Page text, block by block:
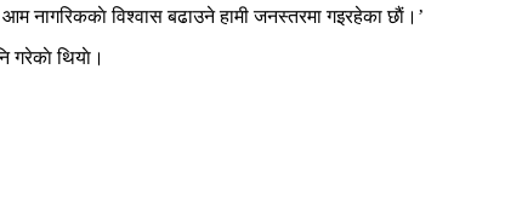
नागरिककाे विश्वास बढाउने हामी जनस्तरमा गइरहेका छाैं।’
गरेकाे थियाे।